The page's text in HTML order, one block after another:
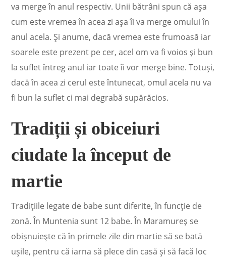
va merge în anul respectiv. Unii bătrâni spun că aşa
cum este vremea în acea zi aşa îi va merge omului în
anul acela. Şi anume, dacă vremea este frumoasă iar
soarele este prezent pe cer, acel om va fi voios şi bun
la suflet întreg anul iar toate îi vor merge bine. Totuşi,
dacă în acea zi cerul este întunecat, omul acela nu va
fi bun la suflet ci mai degrabă supărăcios.
Tradiții și obiceiuri
ciudate la început de
martie
Tradiţiile legate de babe sunt diferite, în funcţie de
zonă. În Muntenia sunt 12 babe. În Maramureş se
obişnuieşte că în primele zile din martie să se bată
uşile, pentru că iarna să plece din casă şi să facă loc